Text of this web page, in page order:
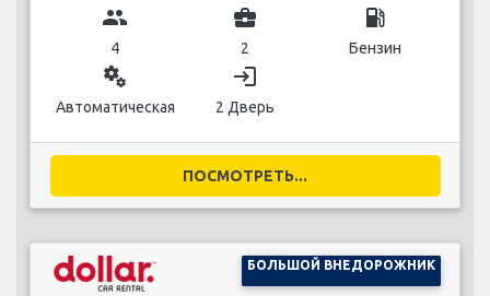
group
4
business_center
2
local_gas_station
Бензин
miscellaneous_services
Автоматическая
login
2 Дверь
ПОСМОТРЕТЬ...
БОЛЬШОЙ ВНЕДОРОЖНИК